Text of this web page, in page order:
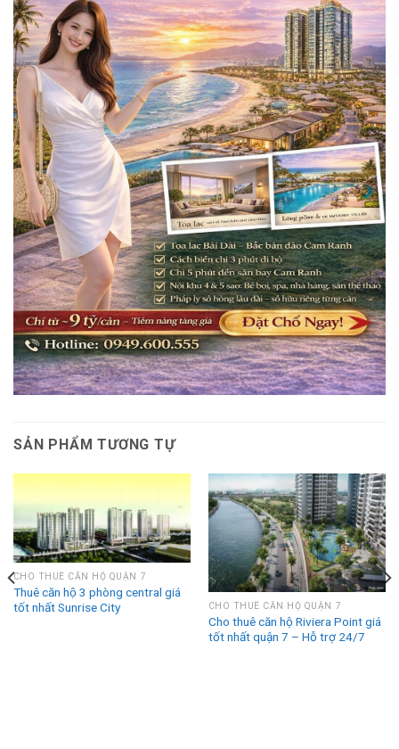
SẢN PHẨM TƯƠNG TỰ
CHO THUÊ CĂN HỘ QUẬN 7
Thuê căn hộ 3 phòng central giá
tốt nhất Sunrise City
CHO THUÊ CĂN HỘ QUẬN 7
Cho thuê căn hộ Riviera Point giá
tốt nhất quận 7 – Hỗ trợ 24/7